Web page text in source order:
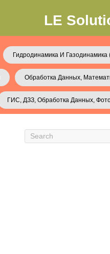
LE
Гидродинамика И Газодинамика
Обработка Данных,
ГИС, ДЗЗ, Обработка Данных,